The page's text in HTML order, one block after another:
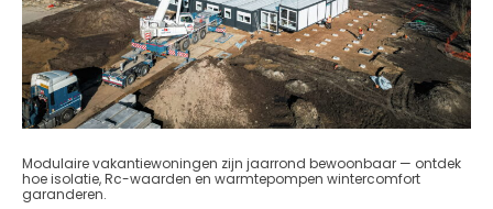
Modulaire vakantiewoningen zijn jaarrond bewoonbaar — ontdek
hoe isolatie, Rc-waarden en warmtepompen wintercomfort
garanderen.